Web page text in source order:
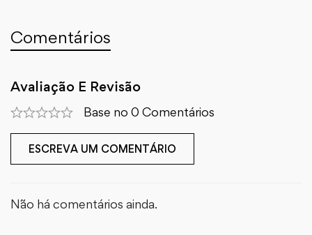
Comentários
Avaliação E Revisão
Base no 0 Comentários
ESCREVA UM COMENTÁRIO
Não há comentários ainda.